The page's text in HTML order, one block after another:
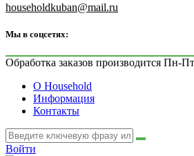
householdkuban@mail.ru
Мы в соцсетях:
Обработка заказов производится Пн-
О Household
Информация
Контакты
Войти